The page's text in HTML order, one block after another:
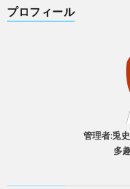
プロフィール
管理者:兎
多